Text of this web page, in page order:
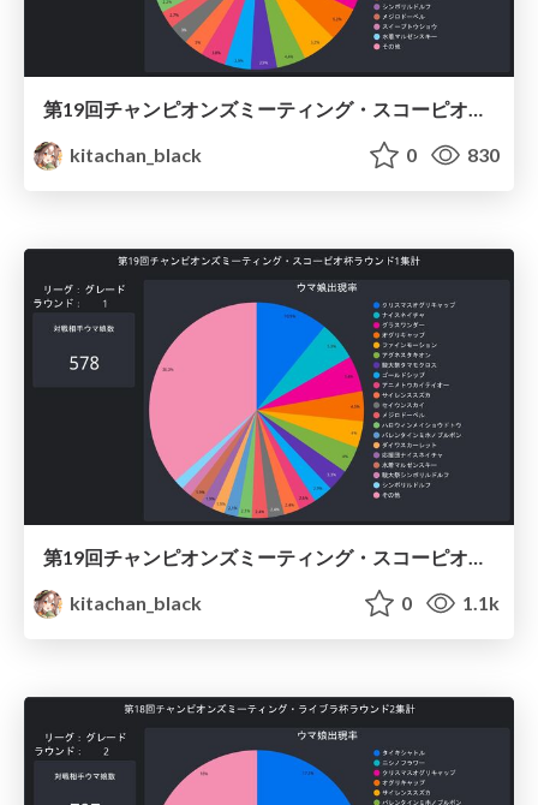
第19回チャンピオンズミーティング・スコーピオ杯ラウンド2集計 / Umamusume Scorpio 2022 Round2
kitachan_black
0 830
kitachan_black
0 1.1k